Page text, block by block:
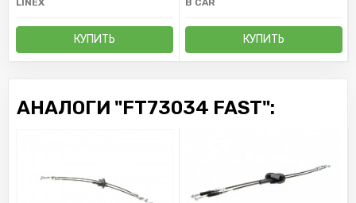
LINEX
КУПИТЬ
B CAR
КУПИТЬ
АНАЛОГИ "FT73034 FAST":